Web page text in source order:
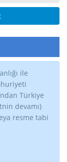
ile
Türkiye
devamı)
resme tabi